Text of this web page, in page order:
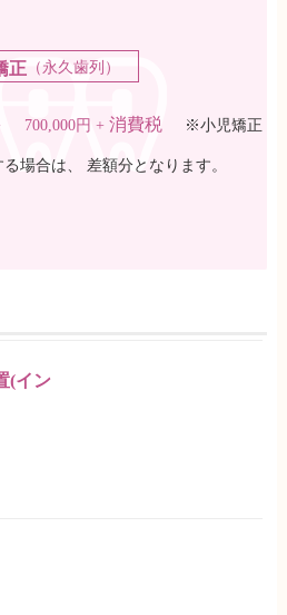
正（永久歯列）
700,000円 +消費税 ※小児矯正
場合は、 差額分となります。
(イン